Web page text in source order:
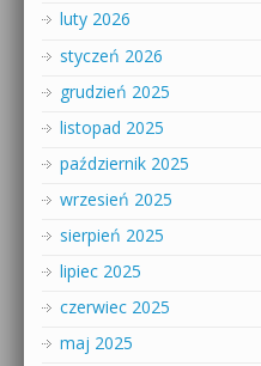
luty 2026
styczeń 2026
grudzień 2025
listopad 2025
październik 2025
wrzesień 2025
sierpień 2025
lipiec 2025
czerwiec 2025
maj 2025